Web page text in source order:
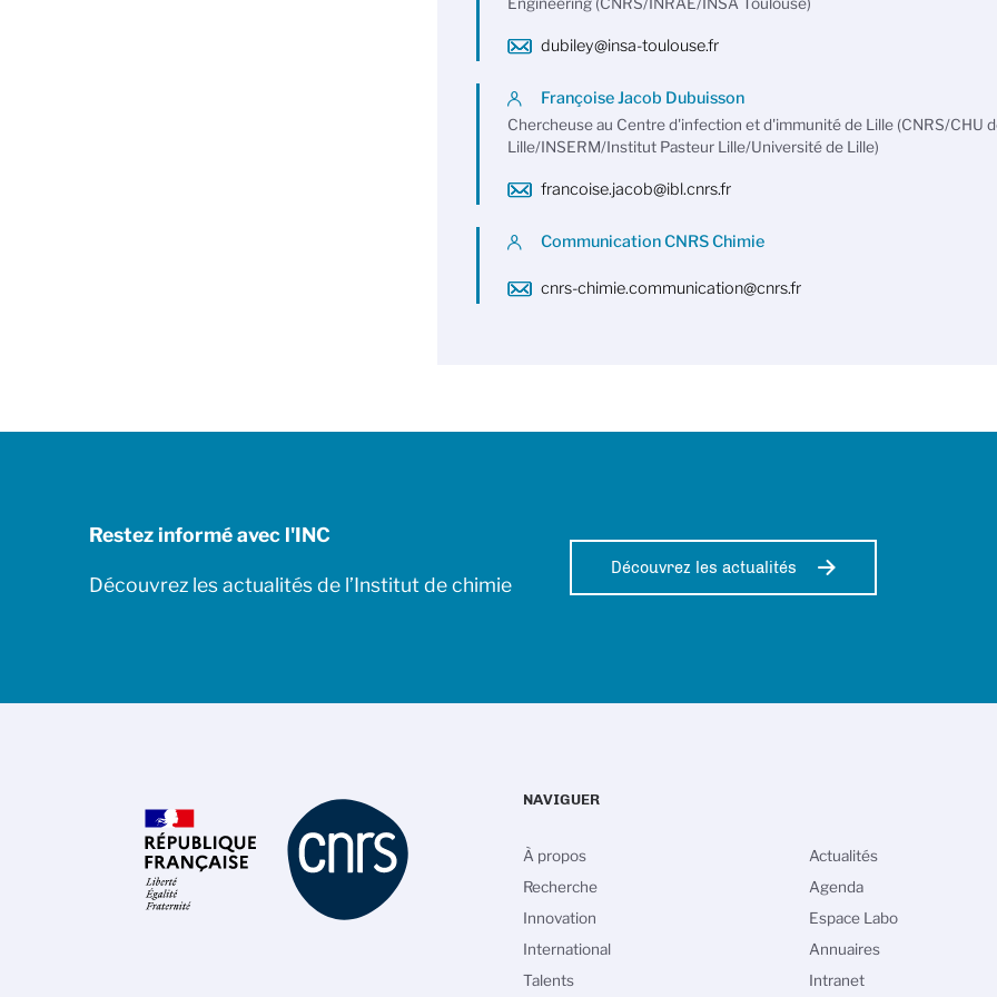
dubiley@insa-toulouse.fr
Françoise Jacob Dubuisson
Chercheuse au Centre d'infection et d'immunité de Lille (CNRS/CHU
Lille/INSERM/Institut Pasteur Lille/Université de Lille)
francoise.jacob@ibl.cnrs.fr
Communication CNRS Chimie
cnrs-chimie.communication@cnrs.fr
Restez informé avec l'INC
Découvrez les actualités de l’Institut de chimie
Découvrez les actualités
NAVIGUER
À propos
Recherche
Innovation
International
Talents
Actualités
Agenda
Espace Labo
Annuaires
Intranet
La politique de gestion des cookies
du CNRS est élaborée en adéquation
avec sa mission de recherche
scientifique. Ce site vous donne l’information sur les cookies
qu’il utilise et le contrôle de ceux non nécessaires à son